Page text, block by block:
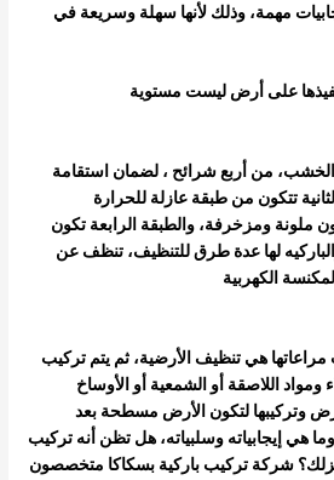
مهمة، وذلك لأنها سهلة وسريعة في
على أرض ليست مستوية
الخشب، من أربع شرائح ، لضمان استقامة
تتكون من طبقة عازلة للحرارة
ملونة ومزخرفة، والطبقة الرابعة تكون
لها عدة طرق للتنظيف، تنظف عن
الكهربية
هي تنظيف الأرضية، ثم يتم تركيب
ومواد اللاصقة أو الشمعية أو الأوساخ
وتركيبها لتكون الأرض مسطحةبعد
هي إيجابياته وسلبياته، هل تظن أنه تركيب
شركة تركيب باركية بسكاكا متخصصون